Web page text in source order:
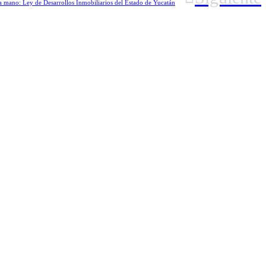
mano: Ley de Desarrollos Inmobiliarios del Estado de Yucatán